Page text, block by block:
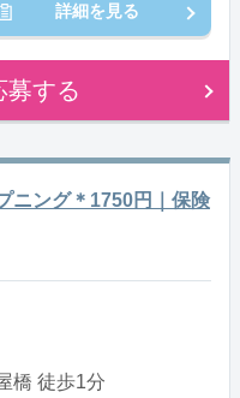
詳細を見る
募する
ニング＊1750円｜保険
橋 徒歩1分